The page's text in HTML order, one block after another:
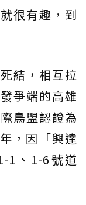
很有趣，到
結，相互拉
爭端的高雄
鳥盟認證為
，因「興達
1、1-6號道